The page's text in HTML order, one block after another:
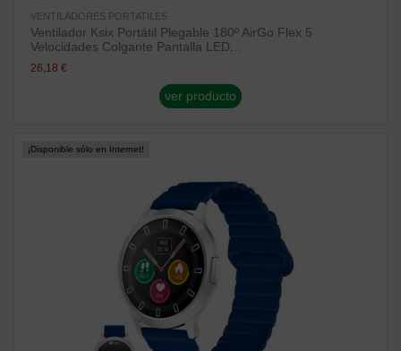
VENTILADORES PORTATILES
Ventilador Ksix Portátil Plegable 180º AirGo Flex 5
Velocidades Colgante Pantalla LED...
26,18 €
ver producto
¡Disponible sólo en Internet!